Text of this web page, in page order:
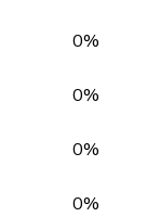
0%
0%
0%
0%